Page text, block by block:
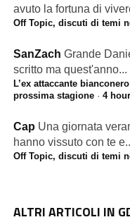
avuto la fortuna di
Off Topic, discuti di temi
SanZach Grande
scritto ma quest'anno...
L’ex attaccante
prossima stagione· 4
Cap Una giornata
hanno vissuto con te
Off Topic, discuti di temi
ALTRI ARTICOLI IN